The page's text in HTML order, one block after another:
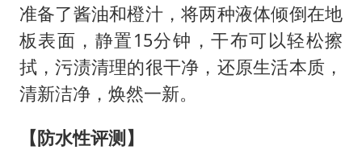
准备了酱油和橙汁，将两种液体倾倒在地
板表面，静置15分钟，干布可以轻松擦
拭，污渍清理的很干净，还原生活本质，
清新洁净，焕然一新。
【防水性评测】